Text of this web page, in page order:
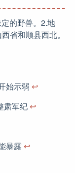
的野兽。2.地
省和顺县西北。
始示弱 ↩︎
肃军纪 ↩︎
暴露 ↩︎